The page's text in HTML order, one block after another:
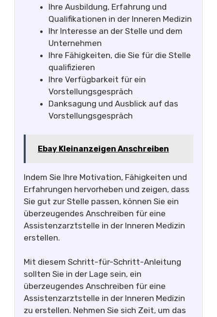
Ihre Ausbildung, Erfahrung und
Qualifikationen in der Inneren Medizin
Ihr Interesse an der Stelle und dem
Unternehmen
Ihre Fähigkeiten, die Sie für die Stelle
qualifizieren
Ihre Verfügbarkeit für ein
Vorstellungsgespräch
Danksagung und Ausblick auf das
Vorstellungsgespräch
Ebay Kleinanzeigen Anschreiben
Indem Sie Ihre Motivation, Fähigkeiten und
Erfahrungen hervorheben und zeigen, dass
Sie gut zur Stelle passen, können Sie ein
überzeugendes Anschreiben für eine
Assistenzarztstelle in der Inneren Medizin
erstellen.
Mit diesem Schritt-für-Schritt-Anleitung
sollten Sie in der Lage sein, ein
überzeugendes Anschreiben für eine
Assistenzarztstelle in der Inneren Medizin
zu erstellen. Nehmen Sie sich Zeit, um das